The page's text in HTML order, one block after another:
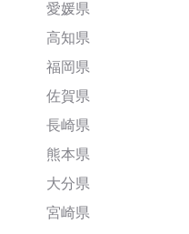
愛媛県
高知県
福岡県
佐賀県
長崎県
熊本県
大分県
宮崎県